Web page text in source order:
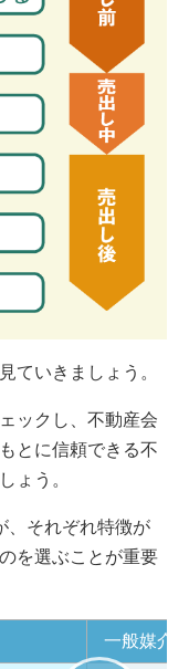
ていきましょう。
ックし、不動産会
とに信頼できる不
ょう。
、それぞれ特徴が
を選ぶことが重要
一般媒介